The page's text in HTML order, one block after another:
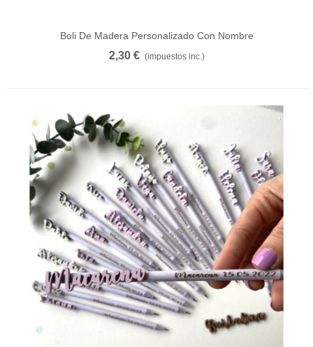
Boli De Madera Personalizado Con Nombre
2,30 € (impuestos inc.)